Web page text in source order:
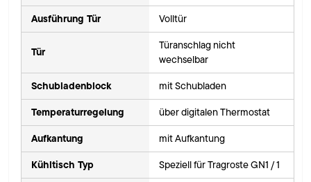
Ausführung Tür Volltür
Tür
Türanschlag nicht
wechselbar
Schubladenblock mit Schubladen
Temperaturregelung über digitalen Thermostat
Aufkantung mit Aufkantung
Kühltisch Typ Speziell für Tragroste GN1 / 1